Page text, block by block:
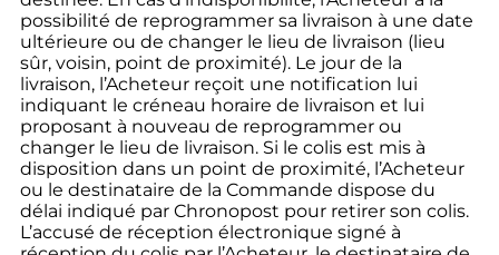
possibilité de reprogrammer sa livraison à une date
ultérieure ou de changer le lieu de livraison (lieu
sûr, voisin, point de proximité). Le jour de la
livraison, l’Acheteur reçoit une notification lui
indiquant le créneau horaire de livraison et lui
proposant à nouveau de reprogrammer ou
changer le lieu de livraison. Si le colis est mis à
disposition dans un point de proximité, l’Acheteur
ou le destinataire de la Commande dispose du
délai indiqué par Chronopost pour retirer son colis.
L’accusé de réception électronique signé à